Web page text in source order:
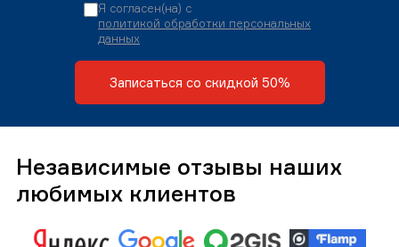
Я согласен(на) с
политикой обработки персональных
данных
Записаться со скидкой 50%
Независимые отзывы наших
любимых клиентов